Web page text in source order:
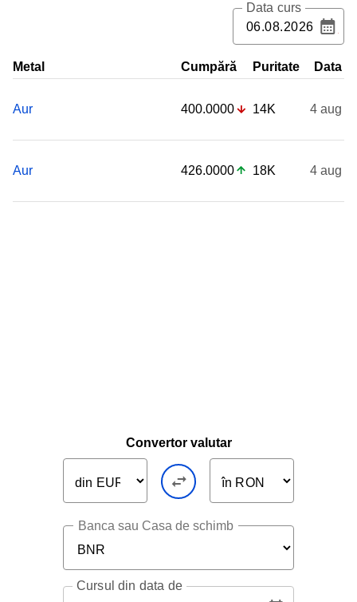
Data curs
Metal Puritate
Cumpără Data
Aur 14K
400.0000 4 aug
Aur 18K
426.0000 4 aug
Convertor valutar
Banca sau Casa de schimb
Cursuldin data de